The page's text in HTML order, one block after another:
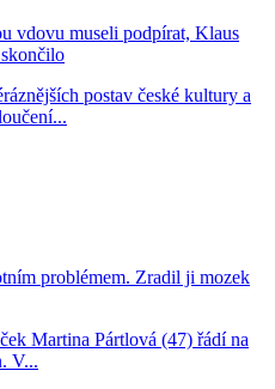
vdovu museli podpírat, Klaus
postav české kultury a
problémem. Zradil ji mozek
Martina Pártlová (47) řádí na
V...